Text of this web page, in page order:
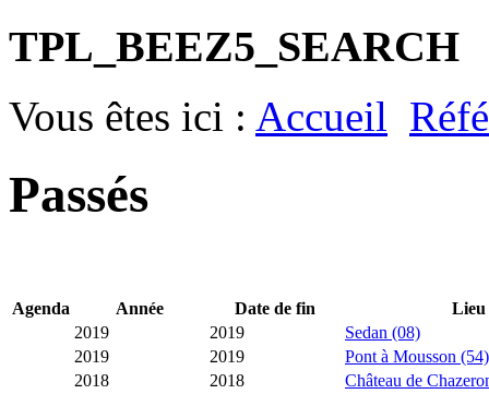
TPL_BEEZ5_SEARCH
Vous êtes ici : Accueil
Passés
Agenda Année Date de fin
Lieu
2019
2019
Sedan (08)
2019
2019
Pont à Mousson (54)
2018
2018
Château de